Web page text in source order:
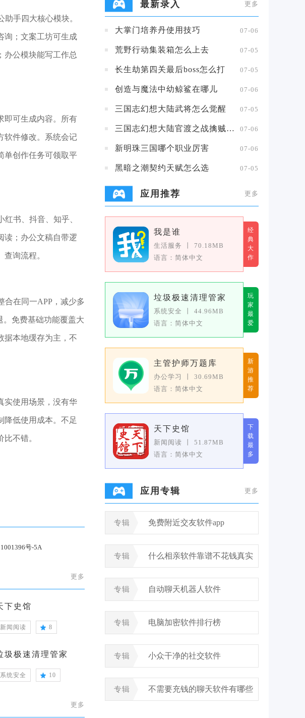
手四大核心模块。
询；文案工坊可生成
办公模块能写工作总
即可生成内容。所有
软件修改。系统会记
单创作任务可领取平
书、抖音、知乎、
读；办公文稿自带逻
询流程。
合在同一APP，减少多
。免费基础功能覆盖大
据本地缓存为主，不
实使用场景，没有华
降低使用成本。不足
不错。
号-5A
更多
下史馆
新闻阅读 8
圾极速清理管家
系统安全 10
更多
最新录入 更多
大掌门培养丹使用技巧 07-06
荒野行动集装箱怎么上去 07-05
长生劫第四关最后boss怎么打 07-05
创造与魔法中幼鲸鲨在哪儿 07-06
三国志幻想大陆武将怎么觉醒 07-05
三国志幻想大陆官渡之战擒贼擒王攻略 07-06
新明珠三国哪个职业厉害 07-06
黑暗之潮契约天赋怎么选 07-05
应用推荐 更多
我是谁
生活服务
70.18MB
语言：简体中文
经
典
大
作
垃圾极速清理管家
系统安全
44.96MB
语言：简体中文
玩
家
最
爱
主管护师万题库
办公学习
30.69MB
语言：简体中文
新
游
推
荐
天下史馆
新闻阅读
51.87MB
语言：简体中文
下
载
最
多
应用专辑 更多
专辑 免费附近交友软件app
专辑 什么相亲软件靠谱不花钱真实
专辑 自动聊天机器人软件
专辑 电脑加密软件排行榜
专辑 小众干净的社交软件
专辑 不需要充钱的聊天软件有哪些